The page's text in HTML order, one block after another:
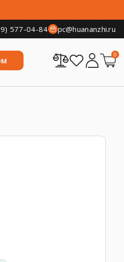
577-04-84 pc@huananzhi.ru
0